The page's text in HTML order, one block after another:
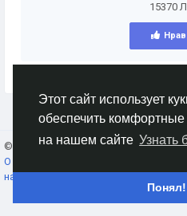
Этот сайт использует
обеспечить
на нашем сайте Узнать
Понял!
15370
© 2026 AnimeSocial.SU - Первая
О нас
нами